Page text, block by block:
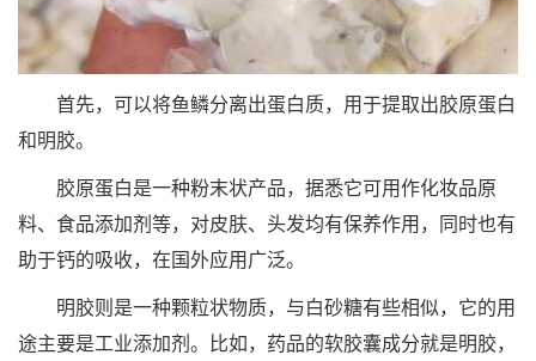
首先，可以将鱼鳞分离出蛋白质，用于提取出胶原蛋白
和明胶。
胶原蛋白是一种粉末状产品，据悉它可用作化妆品原
料、食品添加剂等，对皮肤、头发均有保养作用，同时也有
助于钙的吸收，在国外应用广泛。
明胶则是一种颗粒状物质，与白砂糖有些相似，它的用
途主要是工业添加剂。比如，药品的软胶囊成分就是明胶，